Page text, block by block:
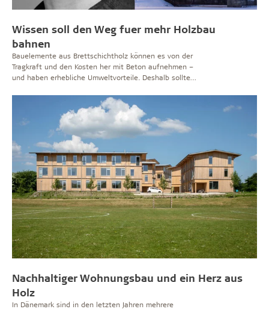
Wissen soll den Weg fuer mehr Holzbau
bahnen
Bauelemente aus Brettschichtholz können es von der
Tragkraft und den Kosten her mit Beton aufnehmen –
und haben erhebliche Umweltvorteile. Deshalb sollte
der von der schwedischen Regierung und dem
Nordischen Ministerrat in Auftrag gegeben wurde.
Lone Wiggers, Architektin und Partnerin in Dänemarks
größtem Architekturbüro C. F. Møller, hat eine
umfangreiche Barriereanalyse für Holz als Baumaterial
erstellt. Wiggers hebt hervor, dass bekannte Einwände
wie Brand- und Feuchtigkeitsrisiken, Lärm und Kosten
mithilfe von mehr Wissen und neuen Abläufen beim
Bauen durchaus überwunden werden können.
Nachhaltiger Wohnungsbau und ein Herz aus
Holz
In Dänemark sind in den letzten Jahren mehrere